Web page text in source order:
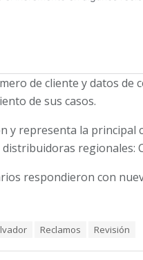
de cliente y datos de
de sus casos.
y representa la
regionales:
respondieron con
Reclamos Revisión